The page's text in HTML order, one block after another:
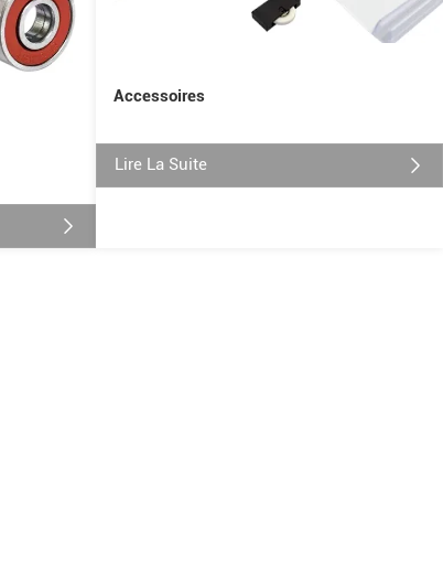
Accessoires
Lire La Suite